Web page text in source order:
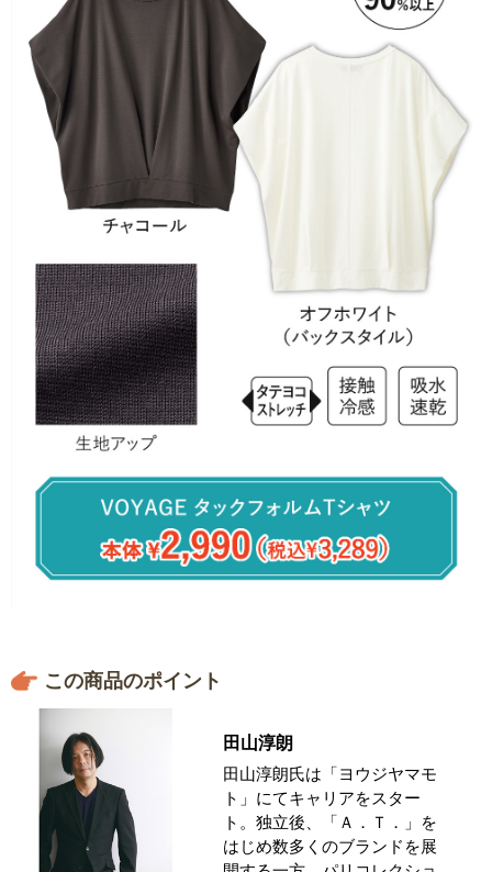
この商品のポイント
田山淳朗
田山淳朗氏は「ヨウジヤマモ
ト」にてキャリアをスター
ト。独立後、「Ａ．Ｔ．」を
はじめ数多くのブランドを展